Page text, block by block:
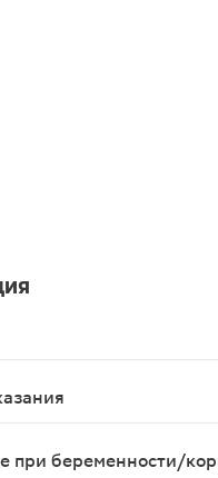
при беременности/